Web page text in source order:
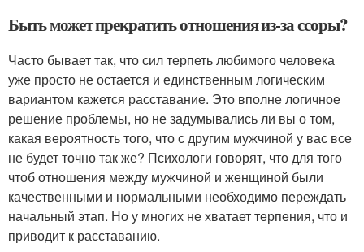
Быть может прекратить отношения из-за ссоры?
Часто бывает так, что сил терпеть любимого человека
уже просто не остается и единственным логическим
вариантом кажется расставание. Это вполне логичное
решение проблемы, но не задумывались ли вы о том,
какая вероятность того, что с другим мужчиной у вас все
не будет точно так же? Психологи говорят, что для того
чтоб отношения между мужчиной и женщиной были
качественными и нормальными необходимо переждать
начальный этап. Но у многих не хватает терпения, что и
приводит к расставанию.